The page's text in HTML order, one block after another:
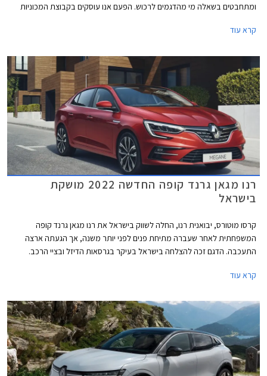
ומתחבטים בשאלה מי מהדגמים לרכוש. הפעם אנו עוסקים בקבוצת המכוניות
חסכוניות, כאלה המוצעות לעיתים קרובות כרכב צמוד ממקום העבודה. באגף
עם יחידת הנעה היברידית נטענת ולכן בחרנו בגרסה זו. אחרונה חביבה רנו מגאן
גרנד קופה לוגמת הסולר שעדיין מאמינה במנוע טורבו דיזל.
קרא עוד
רנו מגאן גרנד קופה החדשה 2022 מושקת
בישראל
קרסו מוטורס, יבואנית רנו, החלה לשווק בישראל את רנו מגאן גרנד קופה
המשפחתית לאחר שעברה מתיחת פנים לפני יותר משנה, אך הגעתה ארצה
התעכבה. הדגם זכה להצלחה בישראל בעיקר בגרסאות הדיזל ובציי הרכב.
קרא עוד